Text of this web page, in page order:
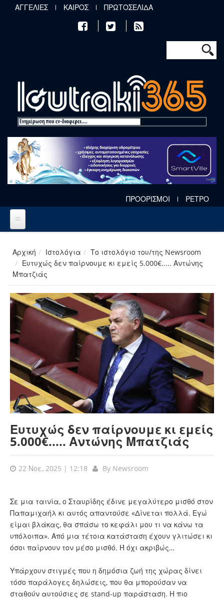
Παράκαμψη προς το κυρίως περιεχόμενο
ΑΓΓΕΛΙΕΣ ΚΑΙΡΟΣ ΠΡΩΤΟΣΕΛΙΔΑ
Φόρμα
Αναζήτηση
ΠΡΟΟΡΙΣΜΟΙ ΡΕΤΡΟ
Αρχική Ιστολόγια
Το ιστολόγιο του/της Newsroom
Ευτυχώς δεν παίρνουμε κι εμείς 5.000€..... Αντώνης
Μπατζιάς
Ευτυχώς δεν παίρνουμε κι εμείς
5.000€..... Αντώνης Μπατζιάς
22 Νοε, 2025 | 12:18 By Newsroom
Σε μια ταινία, ο Σταυρίδης έδινε μεγαλύτερο μισθό στον
Παπαμιχαήλ κι αυτός απαντούσε «Δίνεται πολλά. Εγώ
είμαι βλάκας, θα σπάσω το κεφάλι μου τι να κάνω τα
υπόλοιπα». Από μια τέτοια κατάσταση έχουν γλιτώσει κι
όσοι παίρνουν τον μέσο μισθό. Ή όχι ακριβώς…
Υπάρχουν στιγμές που η δημόσια ζωή της χώρας δίνει
τόσο παράλογες δηλώσεις, που θα μπορούσαν να
σταθούν αυτούσιες σε stand-up παράσταση. Η πιο